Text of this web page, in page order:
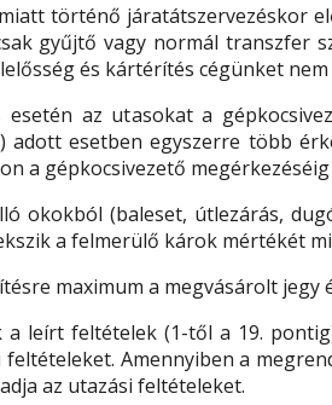
történő járatátszervezéskor
gyűjtő vagy normál transzfer
és kártérítés cégünket
esetén az utasokat a
adott esetben egyszerre több
a gépkocsivezető
okokból (baleset, útlezárás,
a felmerülő károk mértékét
maximum a megvásárolt jegy
a leírt feltételek (1-től a 19.
Amennyiben a
az utazási feltételeket.